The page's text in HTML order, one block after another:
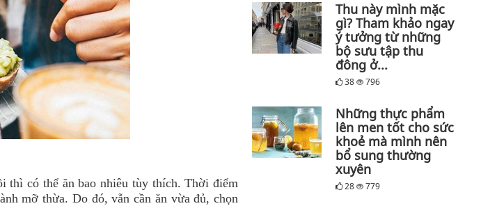
thì có thể ăn bao nhiêu tùy thích. Thời điểm
mỡ thừa. Do đó, vẫn cần ăn vừa đủ, chọn
Thu này mình mặc
gì? Tham khảo ngay
ý tưởng từ những
bộ sưu tập thu
đông ở...
38 796
Những thực phẩm
lên men tốt cho sức
khoẻ mà mình nên
bổ sung thường
xuyên
28 779